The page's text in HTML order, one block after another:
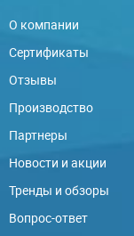
О компании
Сертификаты
Отзывы
Производство
Партнеры
Новости и акции
Тренды и обзоры
Вопрос-ответ